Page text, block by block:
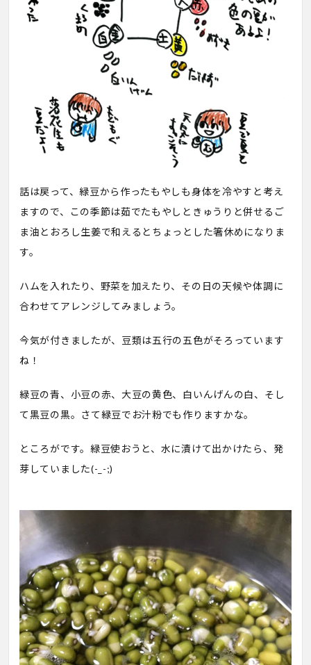
話は戻って、緑豆から作ったもやしも身体を冷やすと考え
ますので、この季節は茹でたもやしときゅうりと併せるご
ま油とおろし生姜で和えるとちょっとした箸休めになりま
す。
ハムを入れたり、野菜を加えたり、その日の天候や体調に
合わせてアレンジしてみましょう。
今気が付きましたが、豆類は五行の五色がそろっています
ね！
緑豆の青、小豆の赤、大豆の黄色、白いんげんの白、そし
て黒豆の黒。さて緑豆でお汁粉でも作りますかな。
ところがです。緑豆使おうと、水に漬けて出かけたら、発
芽していました(-_-;)